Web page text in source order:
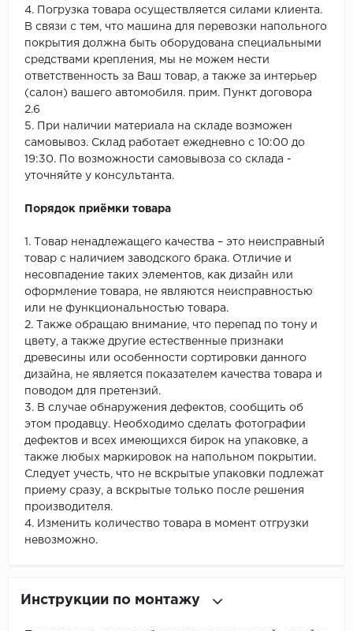
4. Погрузка товара осуществляется силами клиента.
В связи с тем, что машина для перевозки напольного
покрытия должна быть оборудована специальными
средствами крепления, мы не можем нести
ответственность за Ваш товар, а также за интерьер
(салон) вашего автомобиля. прим. Пункт договора
2.6
5. При наличии материала на складе возможен
самовывоз. Склад работает ежедневно с 10:00 до
19:30. По возможности самовывоза со склада -
уточняйте у консультанта.
Порядок приёмки товара
1. Товар ненадлежащего качества – это неисправный
товар с наличием заводского брака. Отличие и
несовпадение таких элементов, как дизайн или
оформление товара, не являются неисправностью
или не функциональностью товара.
2. Также обращаю внимание, что перепад по тону и
цвету, а также другие естественные признаки
древесины или особенности сортировки данного
дизайна, не является показателем качества товара и
поводом для претензий.
3. В случае обнаружения дефектов, сообщить об
этом продавцу. Необходимо сделать фотографии
дефектов и всех имеющихся бирок на упаковке, а
также любых маркировок на напольном покрытии.
Следует учесть, что не вскрытые упаковки подлежат
приему сразу, а вскрытые только после решения
производителя.
4. Изменить количество товара в момент отгрузки
невозможно.
Инструкции по монтажу